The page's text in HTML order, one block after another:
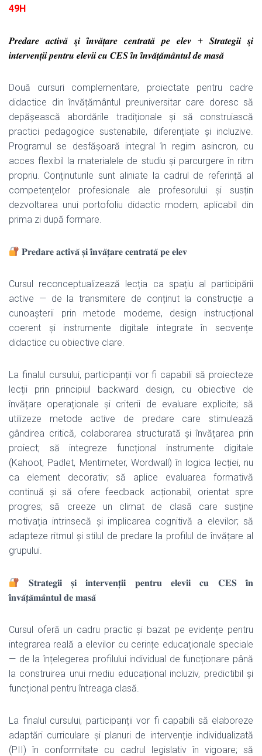
49H
𝑷𝒓𝒆𝒅𝒂𝒓𝒆 𝒂𝒄𝒕𝒊𝒗𝒂̆ 𝒔̦𝒊 𝒊̂𝒏𝒗𝒂̆𝒕̦𝒂𝒓𝒆 𝒄𝒆𝒏𝒕𝒓𝒂𝒕𝒂̆ 𝒑𝒆 𝒆𝒍𝒆𝒗 + 𝑺𝒕𝒓𝒂𝒕𝒆𝒈𝒊𝒊 𝒔̦𝒊
𝒊𝒏𝒕𝒆𝒓𝒗𝒆𝒏𝒕̦𝒊𝒊 𝒑𝒆𝒏𝒕𝒓𝒖 𝒆𝒍𝒆𝒗𝒊𝒊 𝒄𝒖 𝑪𝑬𝑺 𝒊̂𝒏 𝒊̂𝒏𝒗𝒂̆𝒕̦𝒂̆𝒎𝒂̂𝒏𝒕𝒖𝒍 𝒅𝒆 𝒎𝒂𝒔𝒂̆
Două cursuri complementare, proiectate pentru cadre
didactice din învățământul preuniversitar care doresc să
depășească abordările tradiționale și să construiască
practici pedagogice sustenabile, diferențiate și incluzive.
Programul se desfășoară integral în regim asincron, cu
acces flexibil la materialele de studiu și parcurgere în ritm
propriu. Conținuturile sunt aliniate la cadrul de referință al
competențelor profesionale ale profesorului și susțin
dezvoltarea unui portofoliu didactic modern, aplicabil din
prima zi după formare.
𝐏𝐫𝐞𝐝𝐚𝐫𝐞 𝐚𝐜𝐭𝐢𝐯𝐚̆ 𝐬̦𝐢 𝐢̂𝐧𝐯𝐚̆𝐭̦𝐚𝐫𝐞 𝐜𝐞𝐧𝐭𝐫𝐚𝐭𝐚̆ 𝐩𝐞 𝐞𝐥𝐞𝐯
Cursul reconceptualizează lecția ca spațiu al participării
active — de la transmitere de conținut la construcție a
cunoașterii prin metode moderne, design instrucțional
coerent și instrumente digitale integrate în secvențe
didactice cu obiective clare.
La finalul cursului, participanții vor fi capabili să proiecteze
lecții prin principiul backward design, cu obiective de
învățare operaționale și criterii de evaluare explicite; să
utilizeze metode active de predare care stimulează
gândirea critică, colaborarea structurată și învățarea prin
proiect; să integreze funcțional instrumente digitale
(Kahoot, Padlet, Mentimeter, Wordwall) în logica lecției, nu
ca element decorativ; să aplice evaluarea formativă
continuă și să ofere feedback acționabil, orientat spre
progres; să creeze un climat de clasă care susține
motivația intrinsecă și implicarea cognitivă a elevilor; să
adapteze ritmul și stilul de predare la profilul de învățare al
grupului.
𝐒𝐭𝐫𝐚𝐭𝐞𝐠𝐢𝐢 𝐬̦𝐢 𝐢𝐧𝐭𝐞𝐫𝐯𝐞𝐧𝐭̦𝐢𝐢 𝐩𝐞𝐧𝐭𝐫𝐮 𝐞𝐥𝐞𝐯𝐢𝐢 𝐜𝐮 𝐂𝐄𝐒 𝐢̂𝐧
𝐢̂𝐧𝐯𝐚̆𝐭̦𝐚̆𝐦𝐚̂𝐧𝐭𝐮𝐥 𝐝𝐞 𝐦𝐚𝐬𝐚̆
Cursul oferă un cadru practic și bazat pe evidențe pentru
integrarea reală a elevilor cu cerințe educaționale speciale
— de la înțelegerea profilului individual de funcționare până
la construirea unui mediu educațional incluziv, predictibil și
funcțional pentru întreaga clasă.
La finalul cursului, participanții vor fi capabili să elaboreze
adaptări curriculare și planuri de intervenție individualizată
(PII) în conformitate cu cadrul legislativ în vigoare; să